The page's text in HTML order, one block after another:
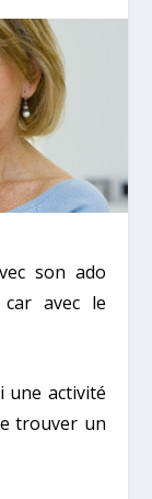
son ado
avec le
une activité
trouver un